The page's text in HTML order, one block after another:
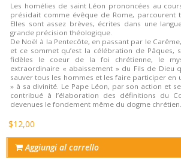
Les homélies de saint Léon prononcées au
présidait comme évêque de Rome, parcourent
Elles sont assez brèves, écrites dans une
grande précision théologique.
De Noël à la Pentecôte, en passant par le
et ce sommet qu’est la célébration de Pâques,
fidèles le coeur de la foi chrétienne, le
extraordinaire « abaissement » du Fils de Dieu
sauver tous les hommes et les faire participer en
» à sa divinité. Le Pape Léon, par son action et
contribué à l’élaboration des définitions du
devenues le fondement même du dogme chrétien.
$12,00
Aggiungi al carrello